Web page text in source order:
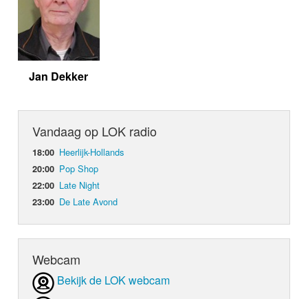
Jan Dekker
Vandaag op LOK radio
18:00 Heerlijk-Hollands
20:00 Pop Shop
22:00 Late Night
23:00 De Late Avond
Webcam
Bekijk de LOK webcam